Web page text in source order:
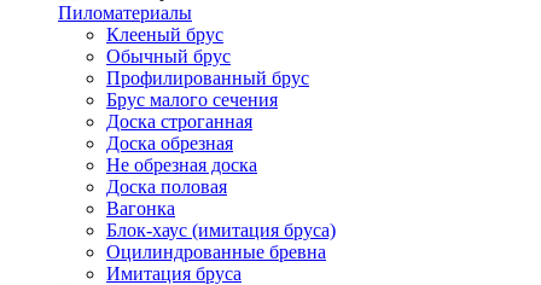
Пиломатериалы
Клееный брус
Обычный брус
Профилированный брус
Брус малого сечения
Доска строганная
Доска обрезная
Не обрезная доска
Доска половая
Вагонка
Блок-хаус (имитация бруса)
Оцилиндрованные бревна
Имитация бруса